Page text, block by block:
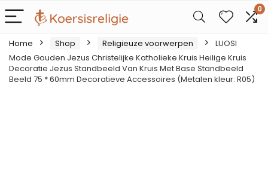
0
Home Shop Religieuze voorwerpen
LUOSI
Mode Gouden Jezus Christelijke Katholieke Kruis Heilige Kruis
Decoratie Jezus Standbeeld Van Kruis Met Base Standbeeld
Beeld 75 * 60mm Decoratieve Accessoires (Metalen kleur: R05)